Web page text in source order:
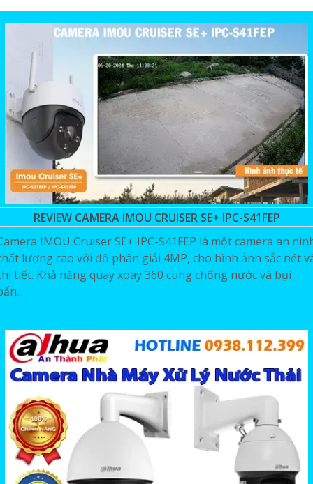
REVIEW CAMERA IMOU CRUISER SE+ IPC-S41FEP
IMOU Cruiser SE+ IPC-S41FEP là một camera an
lượng cao với độ phân giải 4MP, cho hình ảnh sắc nét
tiết. Khả năng quay xoay 360 cùng chống nước và bụi